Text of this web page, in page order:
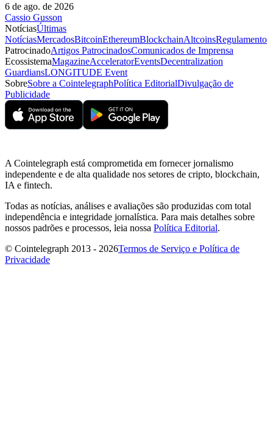
6 de ago. de 2026
Cassio Gusson
NotíciasÚltimas
NotíciasMercadosBitcoinEthereumBlockchainAltcoinsRegulamento
PatrocinadoArtigos PatrocinadosComunicados de Imprensa
EcossistemaMagazineAcceleratorEventsDecentralization
GuardiansLONGITUDE Event
SobreSobre a CointelegraphPolítica EditorialDivulgação de
Publicidade
A Cointelegraph está comprometida em fornecer jornalismo
independente e de alta qualidade nos setores de cripto, blockchain,
IA e fintech.
Todas as notícias, análises e avaliações são produzidas com total
independência e integridade jornalística. Para mais detalhes sobre
nossos padrões e processos, leia nossa Política Editorial.
© Cointelegraph 2013 - 2026Termos de Serviço e Política de
Privacidade